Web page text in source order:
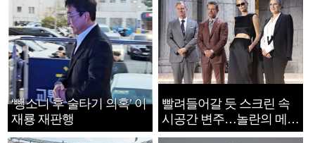
‘뺑소니 후 술타기 의혹’ 이
재룡 재판행
빨려들어갈 듯 스크린 속
시공간 변주…놀란의 메시
지는 ‘전쟁 속죄’